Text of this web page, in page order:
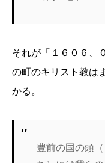
それが「１６０６、
の町のキリスト教は
かる。
豊前の国の頭